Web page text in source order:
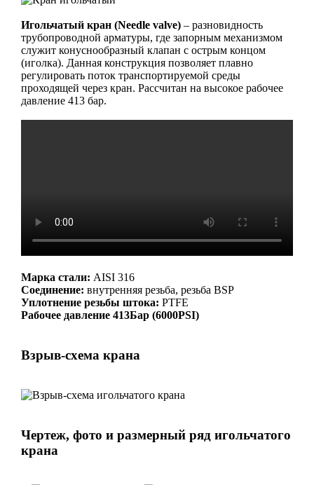
Игольчатый кран (Needle valve)– разновидность
трубопроводной арматуры, где запорным механизмом
служит конуснообразный клапан с острым концом
(иголка). Данная конструк­ция позволяет плавно
регулировать поток транспортируемой среды
проходящей через кран. Рассчитан на высокое рабочее
давление 413 бар.
Марка стали: AISI 316
Соединение: внутренняя резьба, резьба BSP
Уплотнение резьбы штока: PTFE
Рабочее давление 413Бар (6000PSI)
Взрыв-схема крана
Чертеж, фото и размерный ряд игольчатого
крана